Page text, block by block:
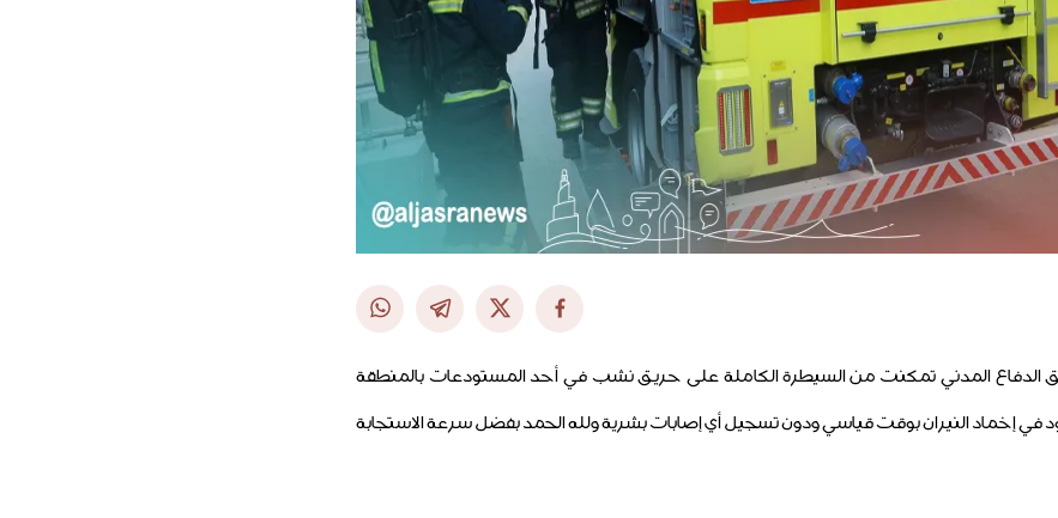
الدفاع المدني تمكنت من السيطرة الكاملة على حريق نشب في أحد المستودعات بالمنطقة
في إخماد النيران بوقت قياسي ودون تسجيل أي إصابات بشرية ولله الحمد بفضل سرعة الاستجابة